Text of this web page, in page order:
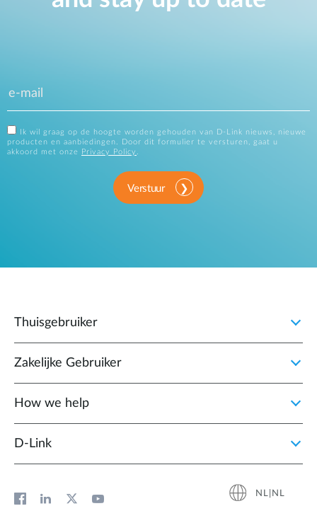
Ik wil graag op de hoogte worden gehouden van D-Link nieuws, nieuwe
producten en aanbiedingen. Door dit formulier te versturen, gaat u
akkoord met onze
Privacy Policy .
Verstuur
Thuisgebruiker
Zakelijke Gebruiker
How we help
D‑Link
NL|NL